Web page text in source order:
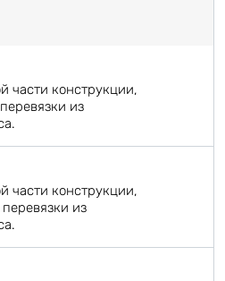
части конструкции,
из
части конструкции,
из